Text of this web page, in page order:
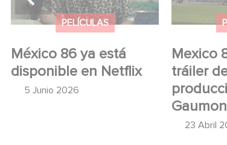
PELÍCULAS
México 86 ya está
disponible en Netflix
5 Junio 2026
Mexico
tráiler
23 Abril
USA